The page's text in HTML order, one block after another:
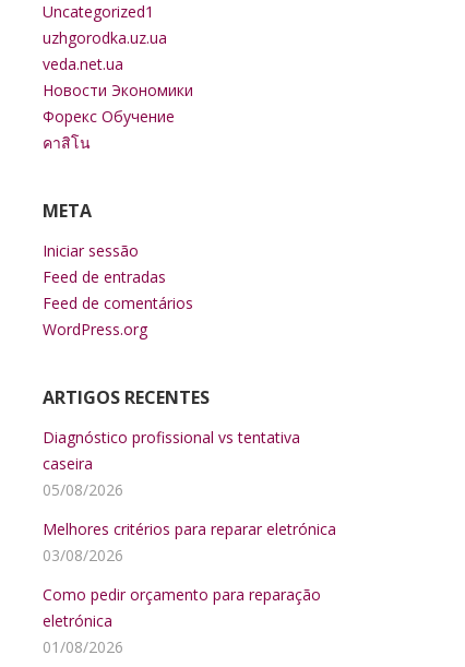
Uncategorized1
uzhgorodka.uz.ua
veda.net.ua
Новости Экономики
Форекс Обучение
คาสิโน
META
Iniciar sessão
Feed de entradas
Feed de comentários
WordPress.org
ARTIGOS RECENTES
Diagnóstico profissional vs tentativa
caseira
05/08/2026
Melhores critérios para reparar eletrónica
03/08/2026
Como pedir orçamento para reparação
eletrónica
01/08/2026